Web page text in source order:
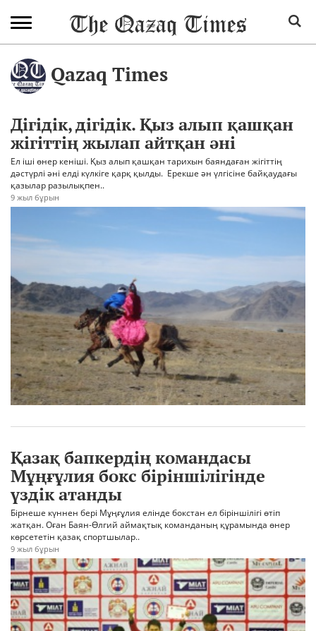
Qazaq Times
Дігідік, дігідік. Қыз алып қашқан
жігіттің жылап айтқан әні
Ел іші өнер кеніші. Қыз алып қашқан тарихын баяндаған жігіттің
дәстүрлі әні елді күлкіге қарқ қылды. Ерекше ән үлгісіне байқаудағы
қазылар разылықпен..
9 жыл бұрын
Қазақ бапкердің командасы
Мұңғұлия бокс біріншілігінде
үздік атанды
Бірнеше күннен бері Мұңғұлия елінде бокстан ел біріншілігі өтіп
жатқан. Оған Баян-Өлгий аймақтық команданың құрамында өнер
көрсететін қазақ спортшылар..
9 жыл бұрын